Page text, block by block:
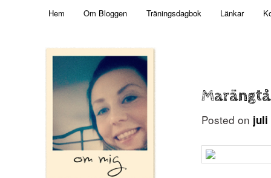
Militärmamman
Skip to primary content
Hem Om Bloggen Träningsdagbok Länkar
Posted on juli